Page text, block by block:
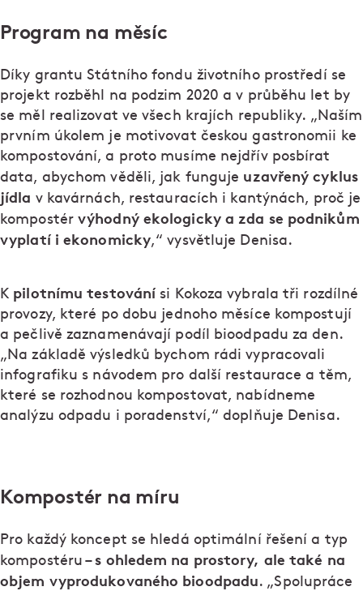
Program na měsíc
Díky grantu Státního fondu životního prostředí se
projekt rozběhl na podzim 2020 a v průběhu let by
se měl realizovat ve všech krajích republiky. „Naším
prvním úkolem je motivovat českou gastronomii ke
kompostování, a proto musíme nejdřív posbírat
data, abychom věděli, jak funguje uzavřený cyklus
jídla v kavárnách, restauracích i kantýnách, proč je
kompostérvýhodný ekologicky a zda se podnikům
vyplatí i ekonomicky,“ vysvětluje Denisa.
K pilotnímu testování si Kokoza vybrala tři rozdílné
provozy, které po dobu jednoho měsíce kompostují
a pečlivě zaznamenávají podíl bioodpadu za den.
„Na základě výsledků bychom rádi vypracovali
infografiku s návodem pro další restaurace a těm,
které se rozhodnou kompostovat, nabídneme
analýzu odpadu i poradenství,“ doplňuje Denisa.
Kompostér na míru
Pro každý koncept se hledá optimální řešení a typ
kompostéru –s ohledem na prostory, ale také na
objem vyprodukovaného bioodpadu. „Spolupráce